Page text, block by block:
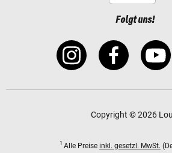
Folgt uns!
Copyright © 2026
1 Alle Preise inkl. gesetzl. MwSt.